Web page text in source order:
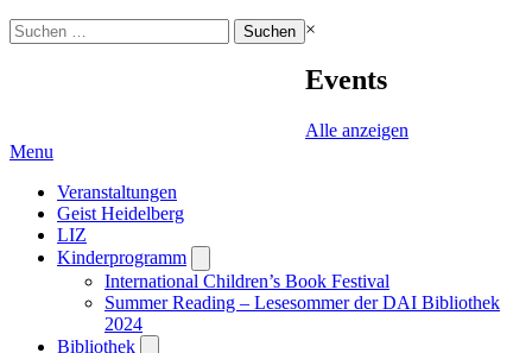
Suchen
nach:
×
Events
Alle anzeigen
Menu
Veranstaltungen
Geist Heidelberg
LIZ
Kinderprogramm
submenu
International Children’s Book Festival
Summer Reading – Lesesommer der DAI Bibliothek
2024
Bibliothek